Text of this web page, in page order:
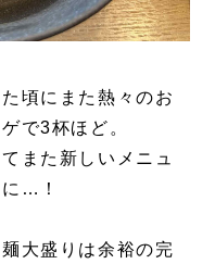
頃にまた熱々のお
で3杯ほど。
また新しいメニュ
…！
大盛りは余裕の完